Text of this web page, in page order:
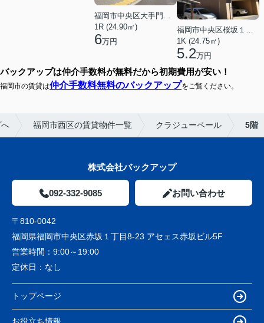
福岡市中央区大手門３丁目
1R (24.90㎡)
6万円
1K (24.75㎡)
5.2万円
バックアップは仲介手数料が無料だから初期費用が安い！
福岡市の賃貸は仲介手数料無料のバックアップをご覧ください。
福岡市西区の賃貸物件一覧 クラジューペール 5階
株式会社バックアップ
092-332-9085 お問い合わせ
〒810-0042
福岡県福岡市中央区赤坂１丁目8-23 アセェス赤坂ビル5F
営業時間： 9:00～19:00
定休日： なし
トップページ